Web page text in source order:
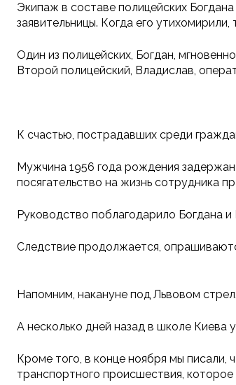
Экипаж в составе полицейских
заявительницы. Когда его
Один из полицейских, Богдан,
Второй полицейский, Владислав,
К счастью, пострадавших среди
Мужчина 1956 года рождения
посягательство на жизнь сотрудника
Руководство поблагодарило Богдана
Следствие продолжается,
Напомним, накануне под Львовом
А несколько дней назад в школе Киева
Кроме того, в конце ноября мы
транспортного происшествия,